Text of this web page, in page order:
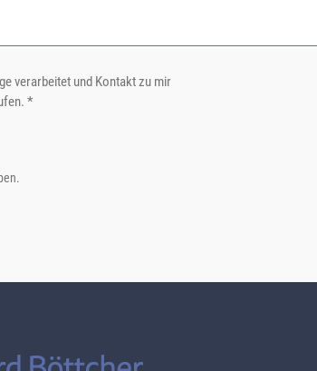
verarbeitet und Kontakt zu mir
*